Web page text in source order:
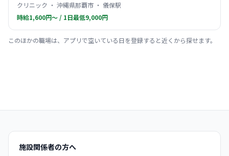
クリニック ・ 沖縄県那覇市 ・ 儀保駅
時給1,600円〜 / 1日最低9,000円
このほかの職場は、アプリで空いている日を登録すると近くから探せます。
施設関係者の方へ